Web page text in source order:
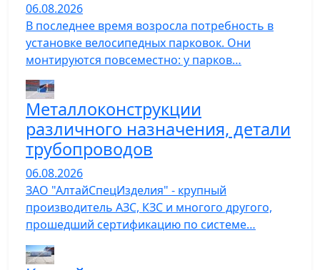
06.08.2026
В последнее время возросла потребность в
установке велосипедных парковок. Они
монтируются повсеместно: у парков…
Металлоконструкции
различного назначения, детали
трубопроводов
06.08.2026
ЗАО "АлтайСпецИзделия" - крупный
производитель АЗС, КЗС и многого другого,
прошедший сертификацию по системе…